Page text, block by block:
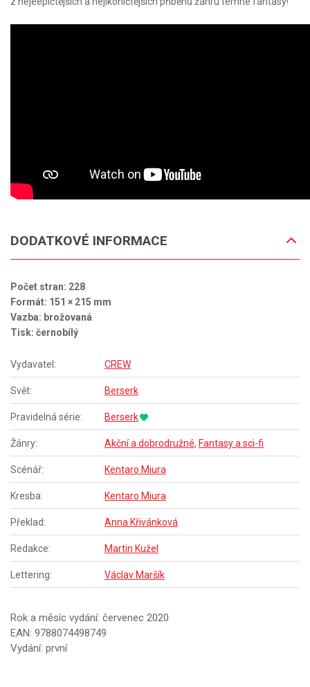
DODATKOVÉ INFORMACE
Počet stran: 228
Formát: 151 × 215 mm
Vazba: brožovaná
Tisk: černobílý
Vydavatel: CREW
Svět: Berserk
Pravidelná série: Berserk
Žánry: Akční a dobrodružné, Fantasy a sci-fi
Scénář: Kentaro Miura
Kresba: Kentaro Miura
Překlad: Anna Křivánková
Redakce: Martin Kužel
Lettering: Václav Maršík
Rok a měsíc vydání: červenec 2020
EAN: 9788074498749
Vydání: první